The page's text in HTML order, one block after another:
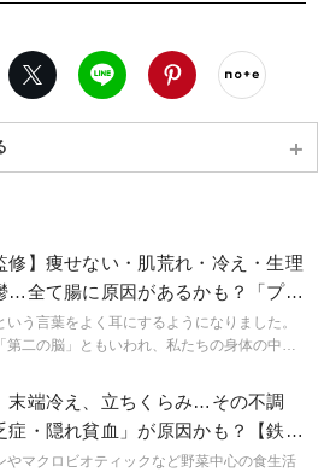
だ想いのお菓子を」とオンラインストア [
] を始動。お菓子作りを続ける傍ら、
個人の体質改善カウンセリング・腸マッ
Facebook X（旧twitter）
LINE Pinterest
修】痩せない・肌荒れ・冷え・生理
…全て腸に原因があるかも？「プチ
う腸活」
いう言葉をよく耳にするようになりました。
第二の脳」ともいわれ、私たちの身体の中で
、うまく理解できていないかも…」そんな方
マクロビオティック歴15年で腸セラピストの
店主、半田葉子さんが「腸のいろ
りやすく解説。
末端冷え、立ちくらみ…その不調
症・隠れ貧血」が原因かも？【鉄不
食べ方】
やマクロビオティックなど野菜中心の食生活